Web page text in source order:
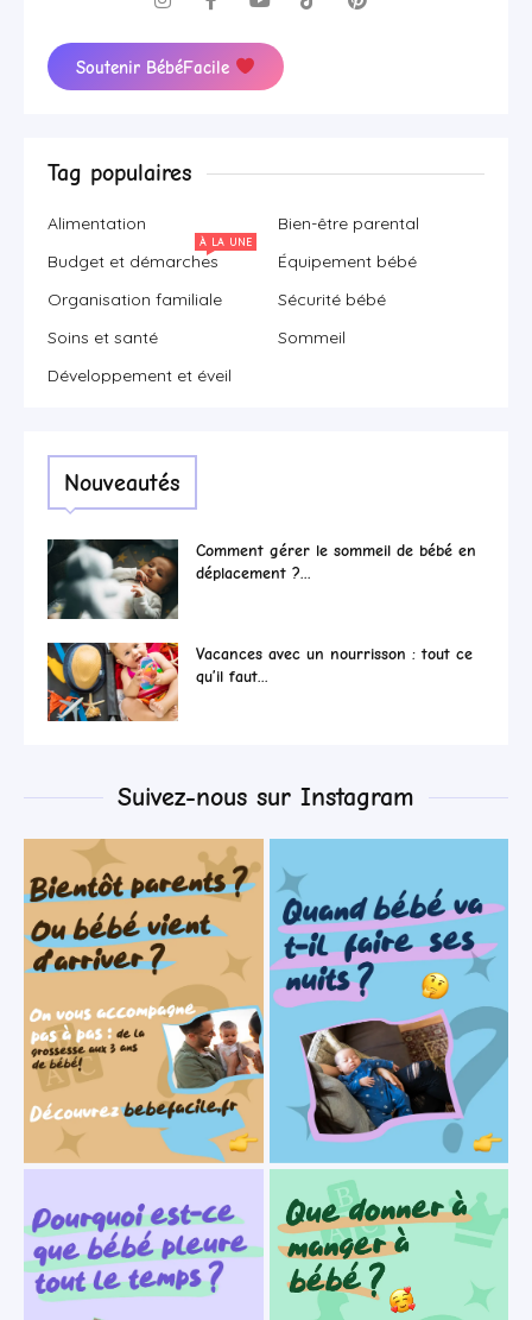
Soutenir BébéFacile
Tag populaires
Alimentation
Bien-être parental
Budget et démarches
À LA UNE
Équipement bébé
Organisation familiale
Sécurité bébé
Soins et santé
Sommeil
Développement et éveil
Nouveautés
Comment gérer le sommeil de bébé en
déplacement ?...
Vacances avec un nourrisson : tout ce
qu’il faut...
Suivez-nous sur Instagram